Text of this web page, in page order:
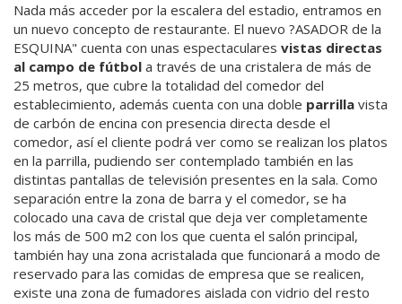
Nada más acceder por la escalera del estadio, entramos en
un nuevo concepto de restaurante. El nuevo ?ASADOR de la
ESQUINA" cuenta con unas espectaculares vistas directas
al campo de fútbol a través de una cristalera de más de
25 metros, que cubre la totalidad del comedor del
establecimiento, además cuenta con una doble parrilla vista
de carbón de encina con presencia directa desde el
comedor, así el cliente podrá ver como se realizan los platos
en la parrilla, pudiendo ser contemplado también en las
distintas pantallas de televisión presentes en la sala. Como
separación entre la zona de barra y el comedor, se ha
colocado una cava de cristal que deja ver completamente
los más de 500 m2 con los que cuenta el salón principal,
también hay una zona acristalada que funcionará a modo de
reservado para las comidas de empresa que se realicen,
existe una zona de fumadores aislada con vidrio del resto